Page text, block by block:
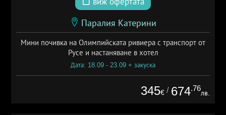
Паралия Катерини
Мини почивка на Олимпийската ривиера с транспорт от
Русе и настаняване в хотел
Дата: 18.09 - 23.09 + закуска
345€ / 674.76
лв.